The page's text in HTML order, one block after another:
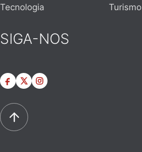
Tecnologia
Turismo
SIGA-NOS